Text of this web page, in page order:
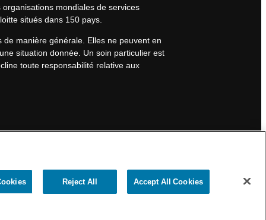
mondiales de services
situés dans 150 pays.
manière générale. Elles ne peuvent en
situation donnée. Un soin particulier est
toute responsabilité relative aux
Reject All Accept All Cookies